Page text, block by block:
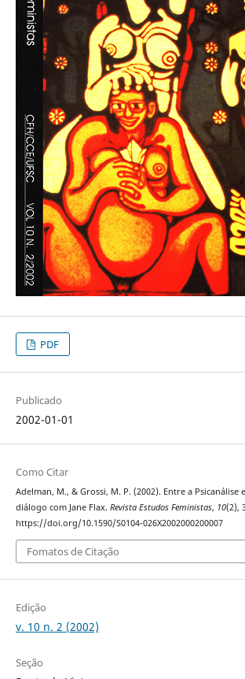
PDF
Publicado
2002-01-01
Como Citar
Adelman, M., & Grossi, M. P. (2002). Entre a Psicanálise
diálogo com Jane Flax. Revista Estudos Feministas, 10(2),
https://doi.org/10.1590/S0104-026X2002000200007
Fomatos de Citação
Edição
v. 10 n. 2 (2002)
Seção